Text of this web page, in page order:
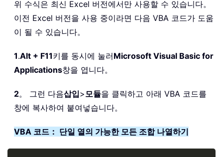
위 수식은 최신 Excel 버전에서만 사용할 수 있습니다。
이전 Excel 버전을 사용 중이라면 다음 VBA 코드가 도움
이 될 수 있습니다。
1.Alt + F11키를 동시에 눌러Microsoft Visual Basic for
Applications창을 엽니다。
2。 그런 다음삽입>모듈을 클릭하고 아래 VBA 코드를
창에 복사하여 붙여넣습니다。
VBA 코드： 단일 열의 가능한 모든 조합 나열하기